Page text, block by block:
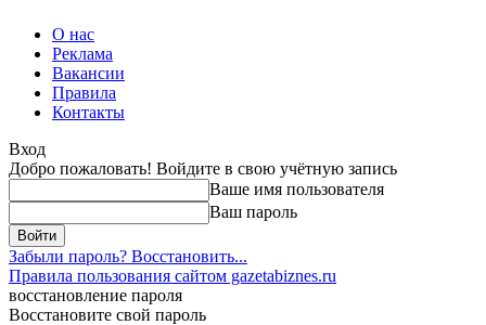
О нас
Реклама
Вакансии
Правила
Контакты
Вход
Добро пожаловать! Войдите в свою учётную запись
Ваше имя пользователя
Ваш пароль
Забыли пароль? Восстановить...
Правила пользования сайтом gazetabiznes.ru
восстановление пароля
Восстановите свой пароль